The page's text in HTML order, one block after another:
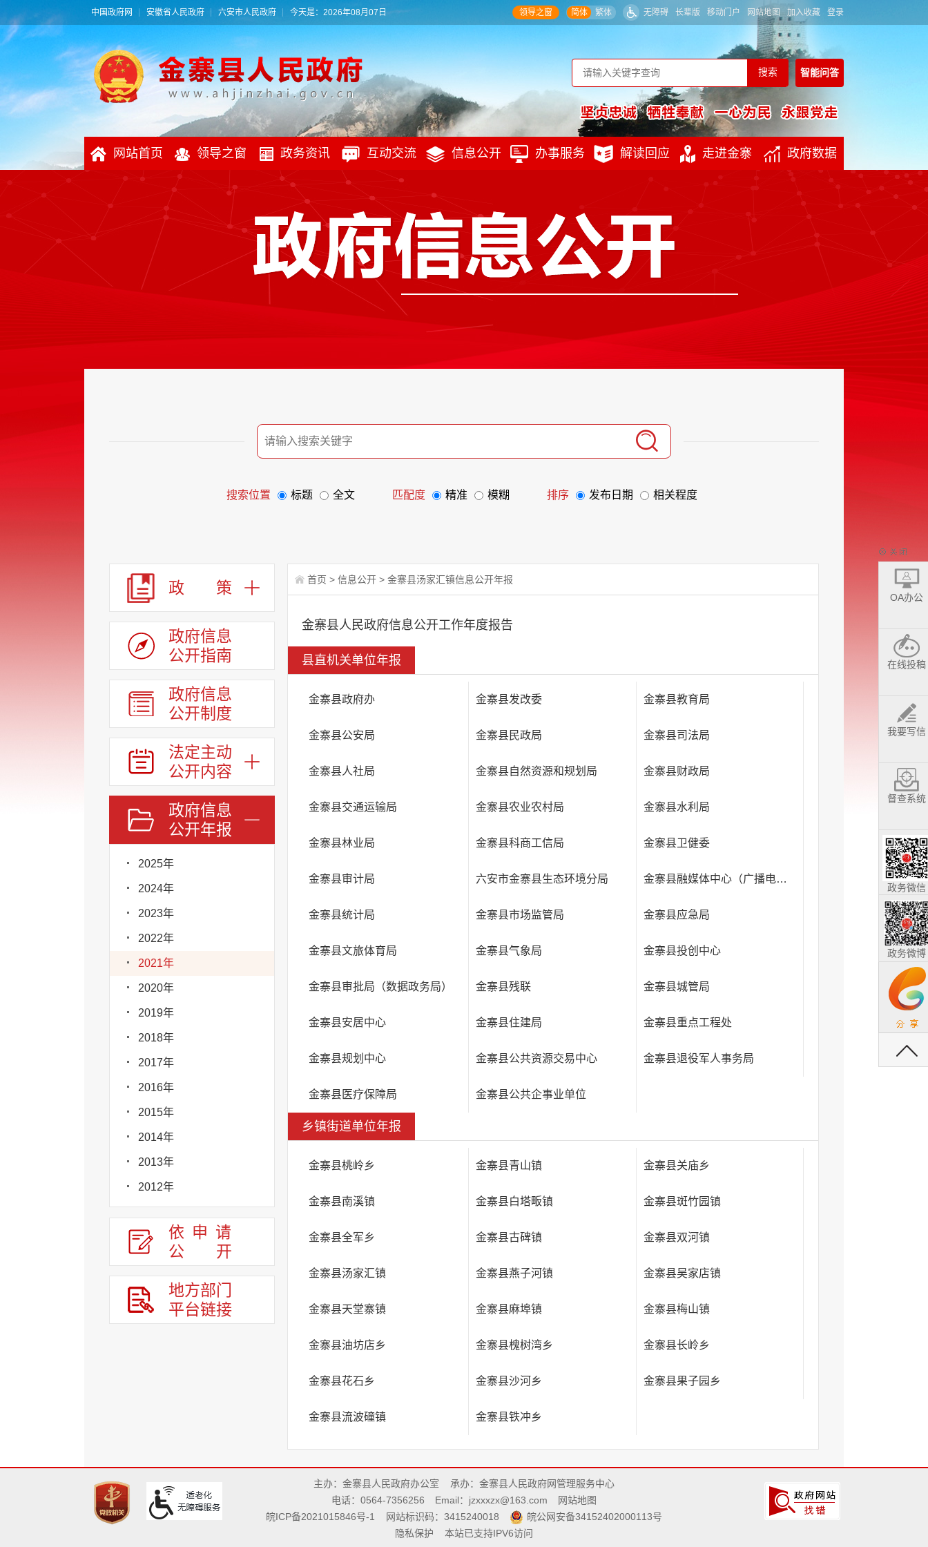
中国政府网 安徽省人民政府 六安市人民政府 今天是：2026年08月07日 领导之窗 简体 繁体 无障碍 长辈版 移动门户 网站地图 加入收藏 登录
智能问答
网站首页 领导之窗 政务资讯 互动交流 信息公开 办事服务 解读回应 走进金寨 政府数据
搜索位置 标题 全文 匹配度 精准 模糊 排序 发布日期 相关程度
政 策
政府信息
公开指南
政府信息
公开制度
法定主动
公开内容
政府信息
公开年报
2025年
2024年
2023年
2022年
2021年
2020年
2019年
2018年
2017年
2016年
2015年
2014年
2013年
2012年
依申请
公
开
地方部门
平台链接
首页 > 信息公开 > 金寨县汤家汇镇信息公开年报
金寨县人民政府信息公开工作年度报告
县直机关单位年报
金寨县政府办 金寨县发改委 金寨县教育局
金寨县公安局 金寨县民政局 金寨县司法局
金寨县人社局 金寨县自然资源和规划局 金寨县财政局
金寨县交通运输局 金寨县农业农村局 金寨县水利局
金寨县林业局 金寨县科商工信局 金寨县卫健委
金寨县审计局 六安市金寨县生态环境分局 金寨县融媒体中心（广播电视台）
金寨县统计局 金寨县市场监管局 金寨县应急局
金寨县文旅体育局 金寨县气象局 金寨县投创中心
金寨县审批局（数据政务局） 金寨县残联 金寨县城管局
金寨县安居中心 金寨县住建局 金寨县重点工程处
金寨县规划中心 金寨县公共资源交易中心 金寨县退役军人事务局
金寨县医疗保障局 金寨县公共企事业单位
乡镇街道单位年报
金寨县桃岭乡 金寨县青山镇 金寨县关庙乡
金寨县南溪镇 金寨县白塔畈镇 金寨县斑竹园镇
金寨县全军乡 金寨县古碑镇 金寨县双河镇
金寨县汤家汇镇 金寨县燕子河镇 金寨县吴家店镇
金寨县天堂寨镇 金寨县麻埠镇 金寨县梅山镇
金寨县油坊店乡 金寨县槐树湾乡 金寨县长岭乡
金寨县花石乡 金寨县沙河乡 金寨县果子园乡
金寨县流波䃥镇 金寨县铁冲乡
主办：金寨县人民政府办公室
承办：金寨县人民政府网管理服务中心
电话：0564-7356256
Email：jzxxxzx@163.com
网站地图
皖ICP备2021015846号-1
网站标识码：3415240018
皖公网安备34152402000113号
隐私保护
本站已支持IPV6访问
OA办公
在线投稿
我要写信
督查系统
政务微信
政务微博